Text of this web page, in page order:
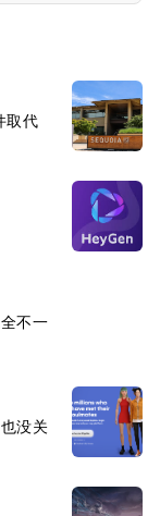
取代
不一
没关